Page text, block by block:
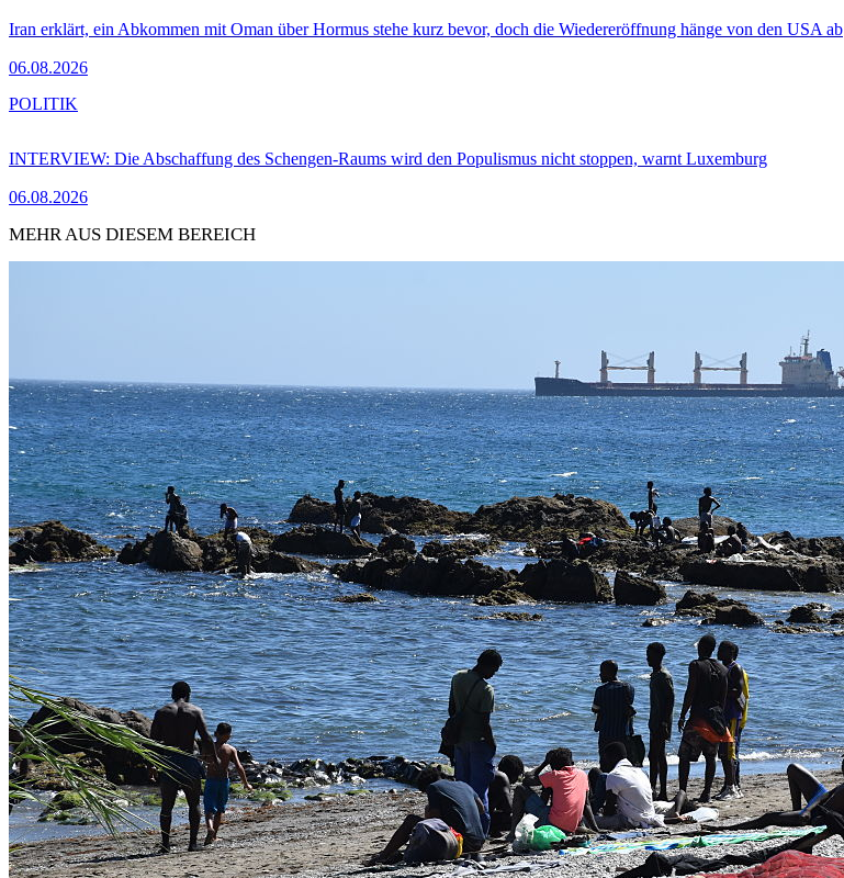
Iran erklärt, ein Abkommen mit Oman über Hormus stehe kurz bevor, doch die Wiedereröffnung hänge von den USA ab
06.08.2026
INTERVIEW: Die Abschaffung des Schengen-Raums wird den Populismus nicht stoppen, warnt Luxemburg
06.08.2026
POLITIK
MEHR AUS DIESEM BEREICH